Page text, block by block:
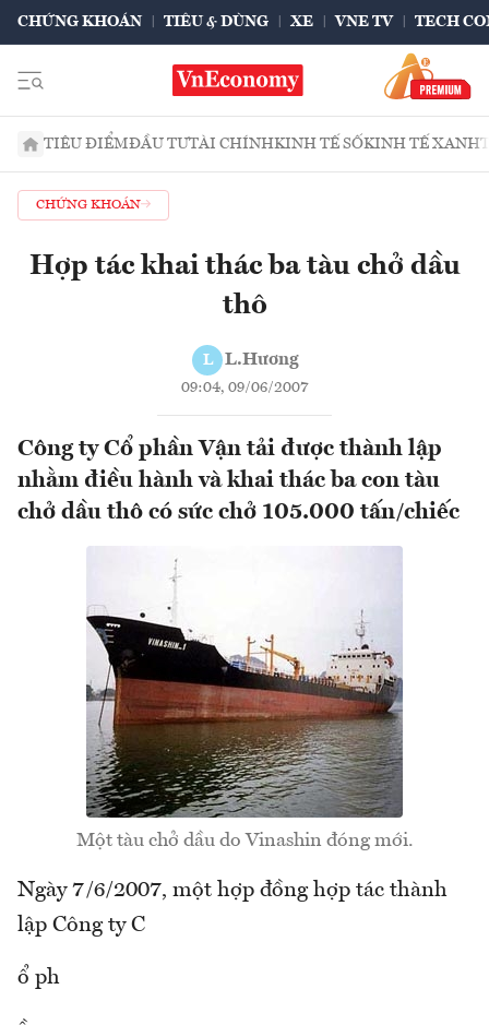
CHỨNG KHOÁN TIÊU & DÙNG XE VNE TV TECH
TIÊU ĐIỂMĐẦU TƯTÀI CHÍNHKINH TẾ SỐKINH TẾ XANH
CHỨNG KHOÁN
Hợp tác khai thác ba tàu chở dầu
thô
L L.Hương
09:04, 09/06/2007
Công ty Cổ phần Vận tải được thành lập
nhằm điều hành và khai thác ba con tàu
chở dầu thô có sức chở 105.000 tấn/chiếc
Một tàu chở dầu do Vinashin đóng mới.
Ngày 7/6/2007, một hợp đồng hợp tác thành
lập Công ty C
ổ ph